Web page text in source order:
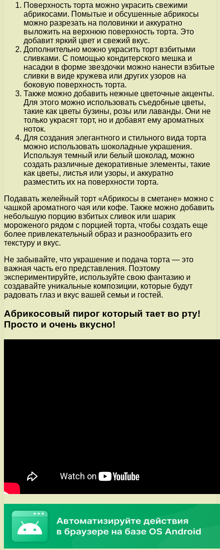
Поверхность торта можно украсить свежими
абрикосами. Помытые и обсушенные абрикосы
можно разрезать на половинки и аккуратно
выложить на верхнюю поверхность торта. Это
добавит яркий цвет и свежий вкус.
Дополнительно можно украсить торт взбитыми
сливками. С помощью кондитерского мешка и
насадки в форме звездочки можно нанести взбитые
сливки в виде кружева или других узоров на
боковую поверхность торта.
Также можно добавить нежные цветочные акценты.
Для этого можно использовать съедобные цветы,
такие как цветы бузины, розы или лаванды. Они не
только украсят торт, но и добавят ему ароматных
ноток.
Для создания элегантного и стильного вида торта
можно использовать шоколадные украшения.
Используя темный или белый шоколад, можно
создать различные декоративные элементы, такие
как цветы, листья или узоры, и аккуратно
разместить их на поверхности торта.
Подавать желейный торт «Абрикосы в сметане» можно с
чашкой ароматного чая или кофе. Также можно добавить
небольшую порцию взбитых сливок или шарик
мороженого рядом с порцией торта, чтобы создать еще
более привлекательный образ и разнообразить его
текстуру и вкус.
Не забывайте, что украшение и подача торта — это
важная часть его представления. Поэтому
экспериментируйте, используйте свою фантазию и
создавайте уникальные композиции, которые будут
радовать глаз и вкус вашей семьи и гостей.
Абрикосовый пирог который тает во рту!
Просто и очень вкусно!